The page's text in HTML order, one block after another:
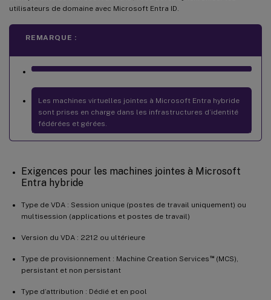
utilisateurs de domaine avec Microsoft Entra ID.
REMARQUE :
Les machines virtuelles jointes à Microsoft Entra hybride
sont prises en charge dans les infrastructures d’identité
fédérées et gérées.
Exigences pour les machines jointes à Microsoft
Entra hybride
Type de VDA : Session unique (postes de travail uniquement) ou
multisession (applications et postes de travail)
Version du VDA : 2212 ou ultérieure
Type de provisionnement : Machine Creation Services ™(MCS),
persistant et non persistant
Type d’attribution : Dédié et en pool